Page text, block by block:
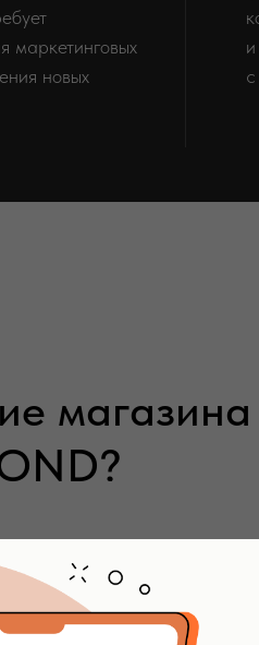
маркетинговых
новых